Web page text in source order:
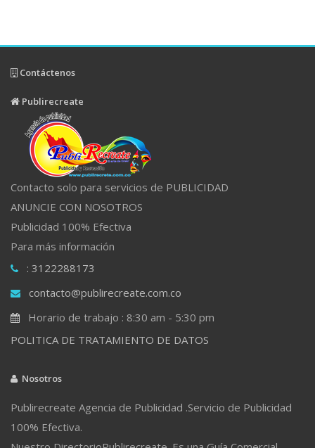
Contáctenos
Publirecreate
Contacto solo para servicios de PUBLICIDAD
ANUNCIE CON NOSOTROS
Publicidad 100% Efectiva
Para más información
: 3122288173
contacto@publirecreate.com.co
Horario de trabajo : 8:30 am - 5:30 pm
POLITICA DE TRATAMIENTO DE DATOS
Nosotros
Publirecreate Agencia de Publicidad .Servicio de Publicidad
100% Efectiva.